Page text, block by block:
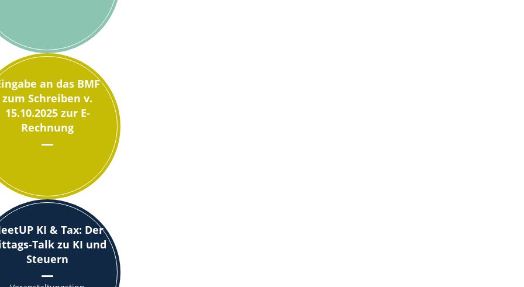
an das BMF
zum Schreiben v.
15.10.2025 zur E-
Rechnung
KI & Tax: Der
Talk zu KI und
Steuern